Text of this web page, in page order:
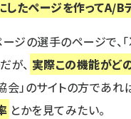
たページを作ってA/B
ージの選手のページで、
が、 実際この機能がど
会」のサイトの方であ
とかを見てみたい。